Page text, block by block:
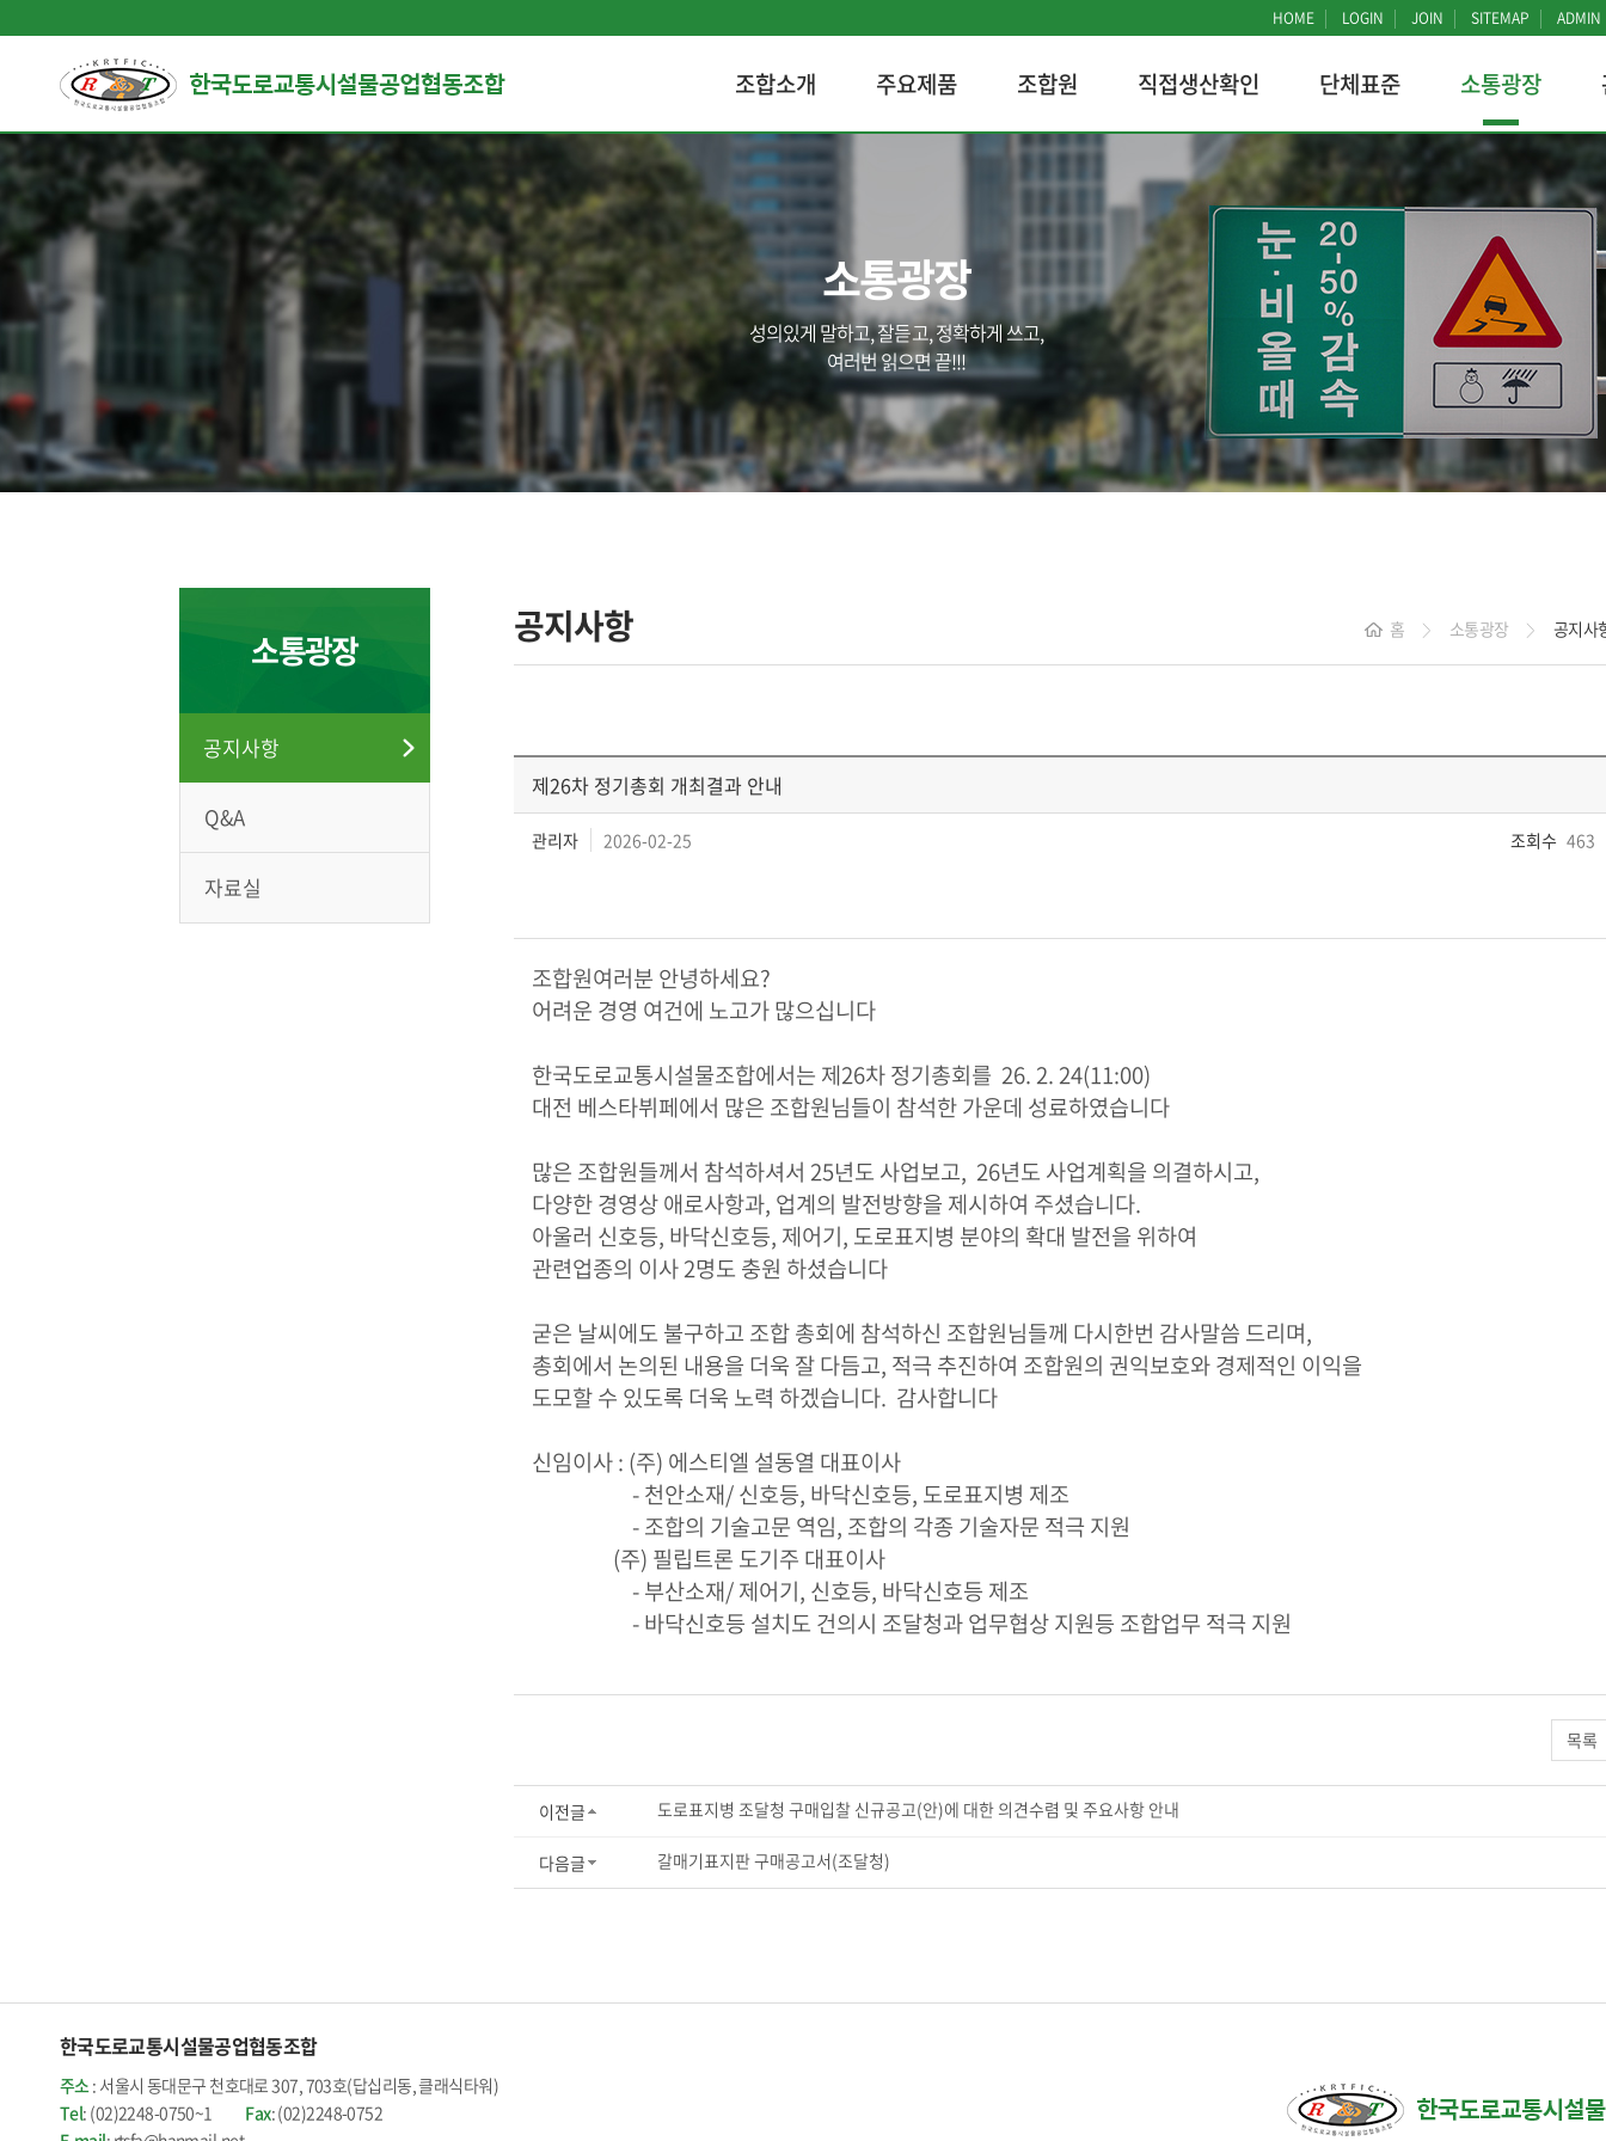
HOME LOGIN JOIN SITEMAP ADMIN
조합소개 주요제품 조합원 직접생산확인 단체표준 소통광장
소통광장
성의있게 말하고, 잘듣고, 정확하게 쓰고,
여러번 읽으면 끝!!!
소통광장
공지사항
Q&A
자료실
공지사항 홈 > 소통광장 > 공지사
제26차 정기총회 개최결과 안내
관리자 2026-02-25 조회수 463
조합원여러분 안녕하세요?
어려운 경영 여건에 노고가 많으십니다
한국도로교통시설물조합에서는 제26차 정기총회를 26. 2. 24(11:00)
대전 베스타뷔페에서 많은 조합원님들이 참석한 가운데 성료하였습니다
많은 조합원들께서 참석하셔서 25년도 사업보고, 26년도 사업계획을 의결하시고,
다양한 경영상 애로사항과, 업계의 발전방향을 제시하여 주셨습니다.
아울러 신호등, 바닥신호등, 제어기, 도로표지병 분야의 확대 발전을 위하여
관련업종의 이사 2명도 충원 하셨습니다
굳은 날씨에도 불구하고 조합 총회에 참석하신 조합원님들께 다시한번 감사말씀 드리며,
총회에서 논의된 내용을 더욱 잘 다듬고, 적극 추진하여 조합원의 권익보호와 경제적인 이익을
도모할 수 있도록더욱 노력 하겠습니다. 감사합니다
신임이사 : (주) 에스티엘 설동열 대표이사
- 천안소재/ 신호등, 바닥신호등, 도로표지병 제조
- 조합의 기술고문 역임, 조합의 각종 기술자문 적극 지원
(주) 필립트론 도기주 대표이사
- 부산소재/ 제어기, 신호등, 바닥신호등 제조
- 바닥신호등 설치도 건의시 조달청과 업무협상 지원등 조합업무 적극 지원
목록
이전글 도로표지병 조달청 구매입찰 신규공고(안)에 대한 의견수렴 및 주요사항 안내
다음글 갈매기표지판 구매공고서(조달청)
한국도로교통시설물공업협동조합
주소: 서울시 동대문구 천호대로 307, 703호(답십리동, 클래식타워)
Tel: (02)2248-0750~1 Fax: (02)2248-0752